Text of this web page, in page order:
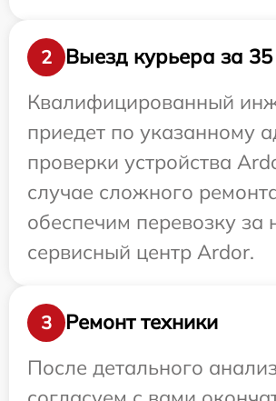
2
Выезд курьера за
Квалифицированный
приедет по указанному
проверки устройства
случае сложного
обеспечим перевозку за
сервисный центр Ardor.
3
Ремонт техники
После детального